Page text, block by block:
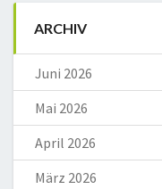
ARCHIV
Juni 2026
Mai 2026
April 2026
März 2026